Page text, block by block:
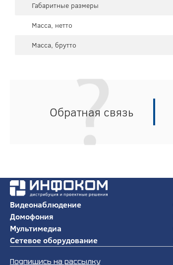
Габаритные размеры
Масса, нетто
Масса, брутто
Обратная связь
Видеонаблюдение
Домофония
Мультимедиа
Сетевое оборудование
Подпишись на рассылку